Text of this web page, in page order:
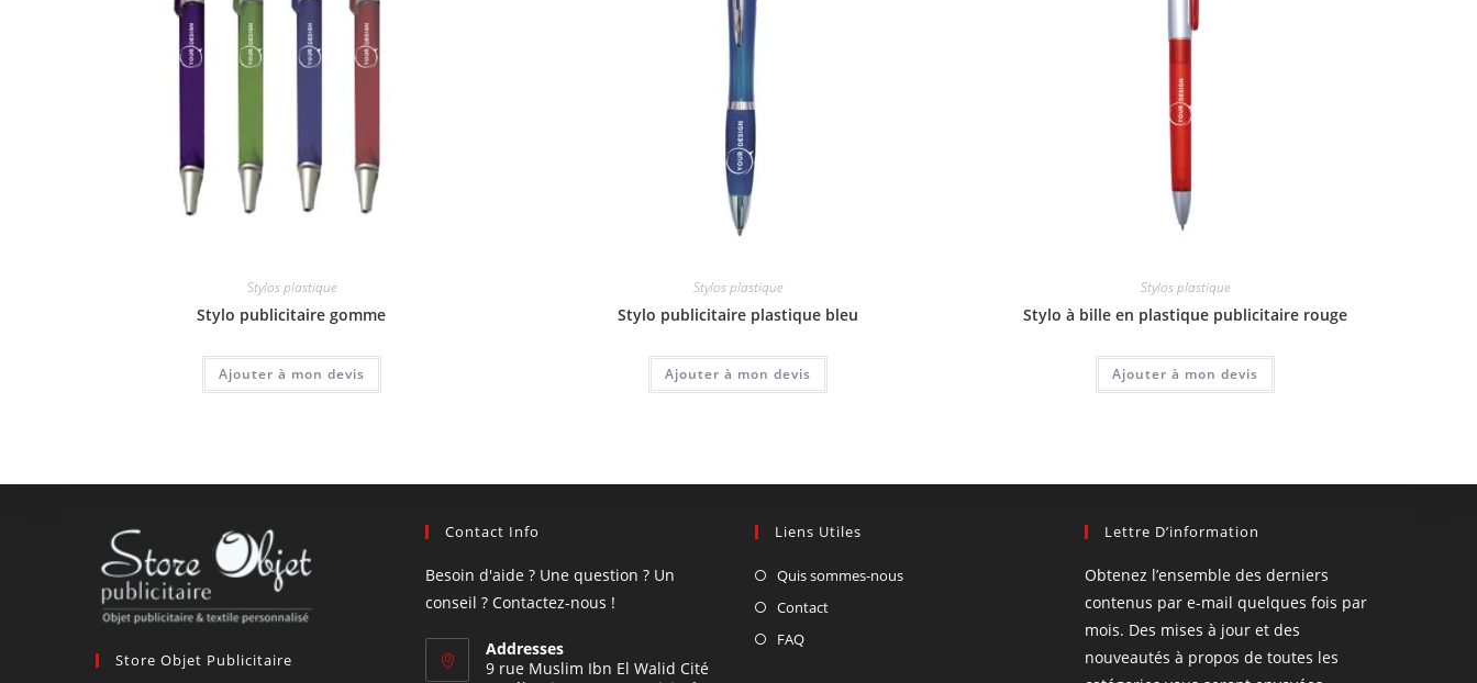
Stylos plastique
Stylo publicitaire gomme
Ajouter à mon devis
Stylos plastique
Stylo publicitaire plastique bleu
Ajouter à mon devis
Stylos plastique
Stylo à bille en plastique publicitaire rouge
Ajouter à mon devis
Store Objet Publicitaire
Contact Info
Besoin d'aide ? Une question ? Un
conseil ? Contactez-nous !
Addresses
9 rue Muslim Ibn El Walid Cité
Liens Utiles
Quis sommes-nous
Contact
FAQ
Lettre D’information
Obtenez l’ensemble des derniers
contenus par e-mail quelques fois par
mois. Des mises à jour et des
nouveautés à propos de toutes les